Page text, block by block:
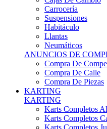
Carrocería
Suspensiones
Habitáculo
Llantas
Neumáticos
ANUNCIOS DE
Compra De
Compra De Calle
Compra De Piezas
KARTING
KARTING
Karts Completos
Karts Completos
Karts Completos